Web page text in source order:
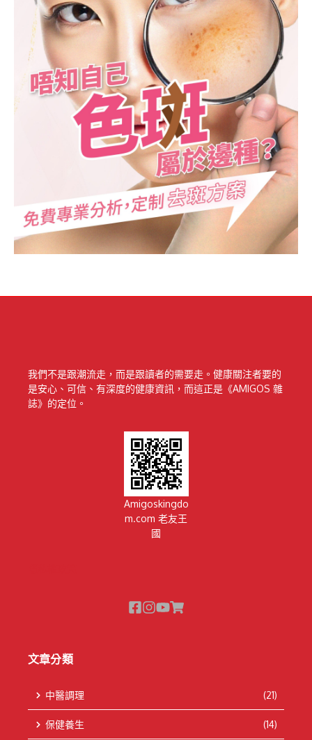
我們不是跟潮流走，而是跟讀者的需要走。健康關注者要的
是安心、可信、有深度的健康資訊，而這正是《AMIGOS 雜
誌》的定位。
Amigoskingdo
m.com 老友王
國
文章分類
中醫調理 (21)
保健養生 (14)